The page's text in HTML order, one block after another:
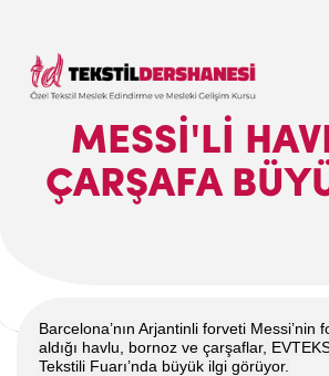
MESSİ'Lİ
ÇARŞAFA
Barcelona’nın Arjantinli forveti Messi’nin
aldığı havlu, bornoz ve çarşaflar,
Tekstili Fuarı’nda büyük ilgi görüyor.